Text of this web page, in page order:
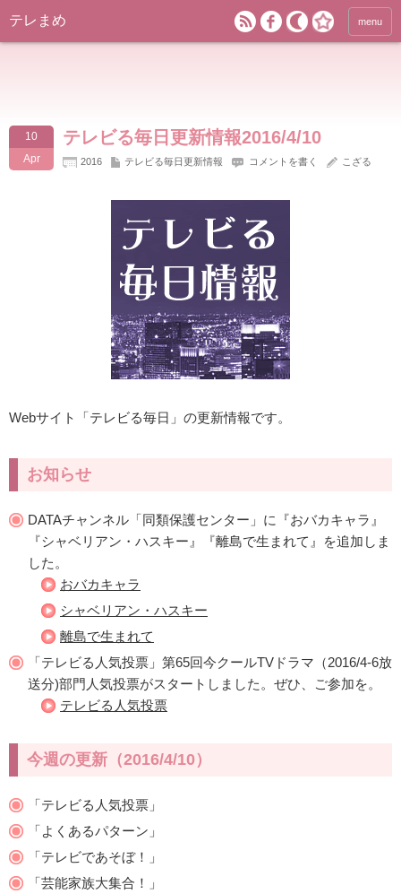
テレまめ menu
10
Apr
テレビる毎日更新情報2016/4/10
2016 テレビる毎日更新情報 コメントを書く こざる
Webサイト「テレビる毎日」の更新情報です。
お知らせ
DATAチャンネル「同類保護センター」に『おバカキャラ』
『シャベリアン・ハスキー』『離島で生まれて』を追加しま
した。
おバカキャラ
シャベリアン・ハスキー
離島で生まれて
「テレビる人気投票」第65回今クールTVドラマ（2016/4-6放
送分)部門人気投票がスタートしました。ぜひ、ご参加を。
テレビる人気投票
今週の更新（2016/4/10）
「テレビる人気投票」
「よくあるパターン」
「テレビであそぼ！」
「芸能家族大集合！」